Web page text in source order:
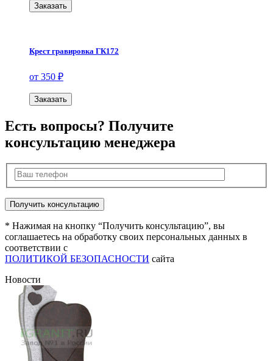
Заказать
Крест гравировка ГК172
от 350 ₽
Заказать
Есть вопросы? Получите
консультацию менеджера
* Нажимая на кнопку “Получить консультацию”, вы
соглашаетесь на обработку своих персональных данных в
соответствии с
ПОЛИТИКОЙ БЕЗОПАСНОСТИ сайта
Новости